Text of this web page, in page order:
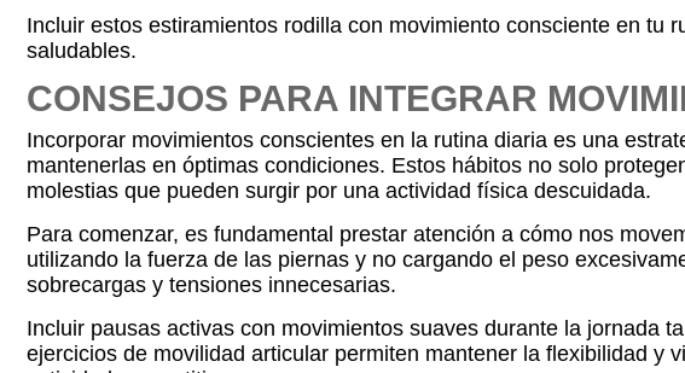
Incluir estos estiramientos rodilla con movimiento consciente en tu
saludables.
CONSEJOS PARA INTEGRAR
Incorporar movimientos conscientes en la rutina diaria es una
mantenerlas en óptimas condiciones. Estos hábitos no solo
molestias que pueden surgir por una actividad física descuidada.
Para comenzar, es fundamental prestar atención a cómo nos
utilizando la fuerza de las piernas y no cargando el peso
sobrecargas y tensiones innecesarias.
Incluir pausas activas con movimientos suaves durante la jornada
ejercicios de movilidad articular permiten mantener la flexibilidad y